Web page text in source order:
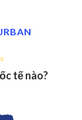
tế nào?